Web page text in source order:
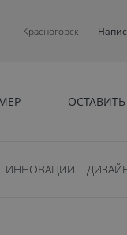
Красногорск
ИННОВАЦИИ